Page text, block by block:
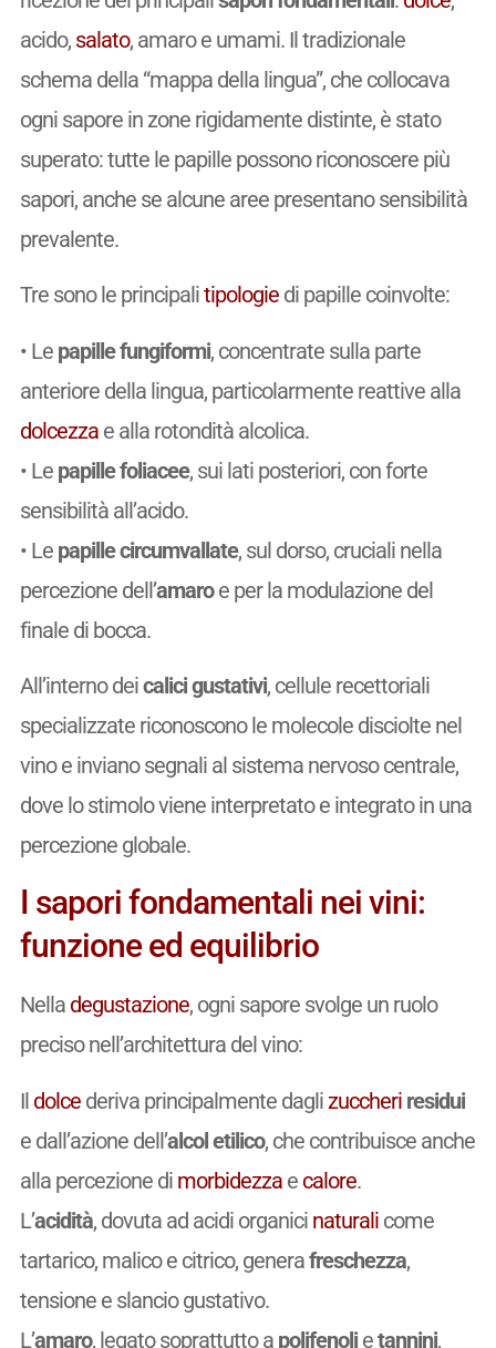
acido, salato, amaro e umami. Il tradizionale
schema della “mappa della lingua”, che collocava
ogni sapore in zone rigidamente distinte, è stato
superato: tutte le papille possono riconoscere più
sapori, anche se alcune aree presentano sensibilità
prevalente.
Tre sono le principalitipologiedi papille coinvolte:
• Le papille fungiformi, concentrate sulla parte
anteriore della lingua, particolarmente reattive alla
dolcezzae alla rotondità alcolica.
• Le papille foliacee, sui lati posteriori, con forte
sensibilità all’acido.
• Le papille circumvallate, sul dorso, cruciali nella
percezione dell’amaroe per la modulazione del
finale di bocca.
All’interno deicalici gustativi, cellule recettoriali
specializzate riconoscono le molecole disciolte nel
vino e inviano segnali al sistema nervoso centrale,
dove lo stimolo viene interpretato e integrato in una
percezione globale.
I sapori fondamentali nei vini:
funzione ed equilibrio
Nella degustazione, ogni sapore svolge un ruolo
preciso nell’architettura del vino:
Il dolcederiva principalmente daglizuccheriresidui
e dall’azione dell’alcol etilico, che contribuisce anche
alla percezione di morbidezzae calore.
L’acidità, dovuta ad acidi organici naturalicome
tartarico, malico e citrico, generafreschezza,
tensione e slancio gustativo.
L’amaro, legato soprattutto a polifenolietannini,